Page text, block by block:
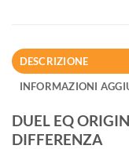
DESCRIZIONE
INFORMAZIONI
DUEL EQ
DIFFERENZA